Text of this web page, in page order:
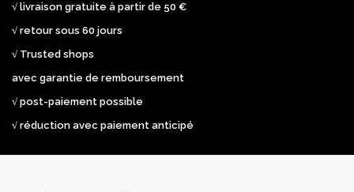
√ livraison gratuite à partir de 50 €
√ retour sous 60 jours
√ Trusted shops
avec garantie de remboursement
√ post-paiement possible
√ réduction avec paiement anticipé